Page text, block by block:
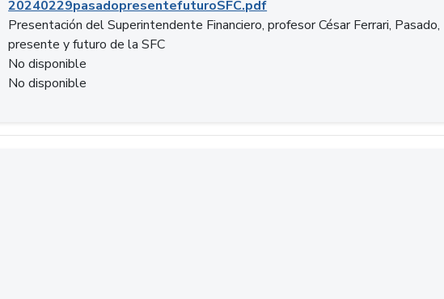
20240229pasadopresentefuturoSFC.pdf
Presentación del Superintendente Financiero, profesor César Ferrari, Pasado,
presente y futuro de la SFC
No disponible
No disponible